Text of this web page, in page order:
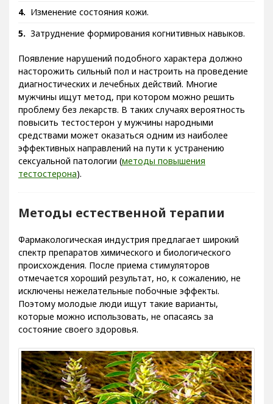
Затруднение формирования когнитивных навыков.
Появление нарушений подобного характера должно
насторожить сильный пол и настроить на проведение
диагностических и лечебных действий. Многие
мужчины ищут метод, при котором можно решить
проблему без лекарств. В таких случаях вероятность
повысить тестостерон у мужчины народными
средствами может оказаться одним из наиболее
эффективных направлений на пути к устранению
сексуальной патологии (
тестостерона ).
Методы естественной терапии
Фармакологическая индустрия предлагает широкий
спектр препаратов химического и биологического
происхождения. После приема стимуляторов
отмечается хороший результат, но, к сожалению, не
исключены нежелательные побочные эффекты.
Поэтому молодые люди ищут такие варианты,
которые можно использовать, не опасаясь за
состояние своего здоровья.